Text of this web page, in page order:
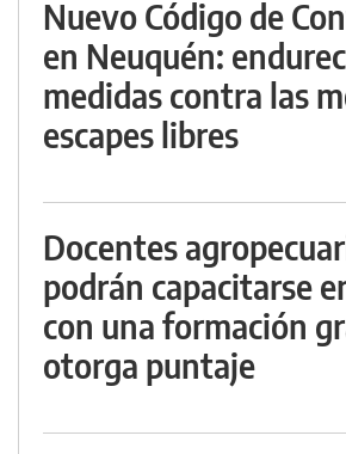
Nuevo Código de
en Neuquén:
medidas contra las
escapes libres
Docentes
podrán capacitarse
con una formación
otorga puntaje